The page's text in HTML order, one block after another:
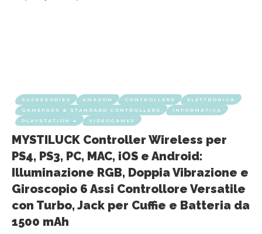
ACCESSORIES AMAZON CONTROLLERS
ELETTRONICA
GAMEPADS & STANDARD CONTROLLERS
INFORMATICA
PLAYSTATION 4
VIDEOGAMES
MYSTILUCK Controller Wireless per
PS4, PS3, PC, MAC, iOS e Android:
Illuminazione RGB, Doppia Vibrazione e
Giroscopio 6 Assi Controllore Versatile
con Turbo, Jack per Cuffie e Batteria da
1500 mAh